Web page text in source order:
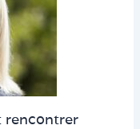
rencontrer